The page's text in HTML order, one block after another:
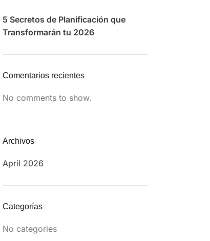
5 Secretos de Planificación que
Transformarán tu 2026
Comentarios recientes
No comments to show.
Archivos
April 2026
Categorías
No categories